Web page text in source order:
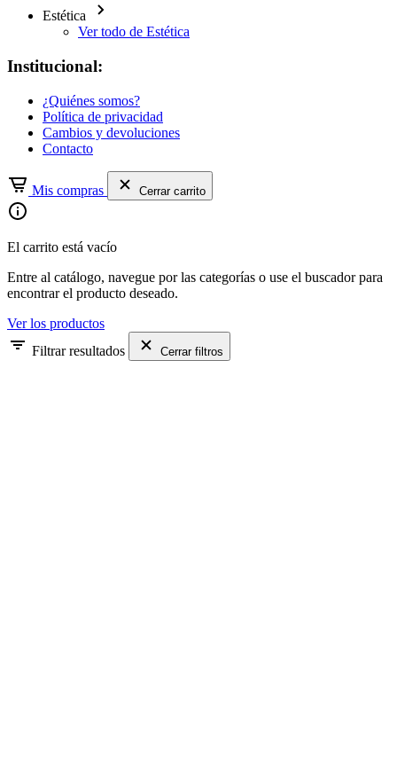
Estética
Ver todo de Estética
Institucional:
¿Quiénes somos?
Política de privacidad
Cambios y devoluciones
Contacto
Mis compras Cerrar carrito
El carrito está vacío
Entre al catálogo, navegue por las categorías o use el buscador para
encontrar el producto deseado.
Ver los productos
Filtrar resultados
Cerrar filtros